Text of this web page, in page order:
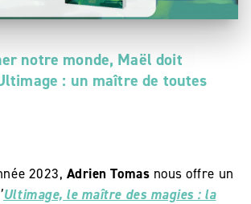
notre monde, Maël doit
ltimage : un maître de toutes
2023, Adrien Tomas nous offre un
Ultimage, le maître des magies : la